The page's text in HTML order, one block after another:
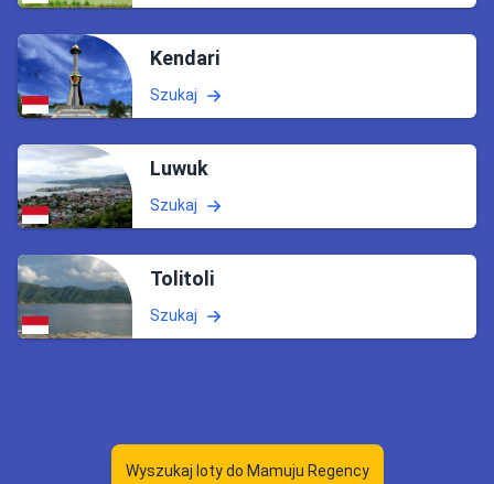
Kendari
Szukaj
Luwuk
Szukaj
Tolitoli
Szukaj
Wyszukaj loty do Mamuju Regency